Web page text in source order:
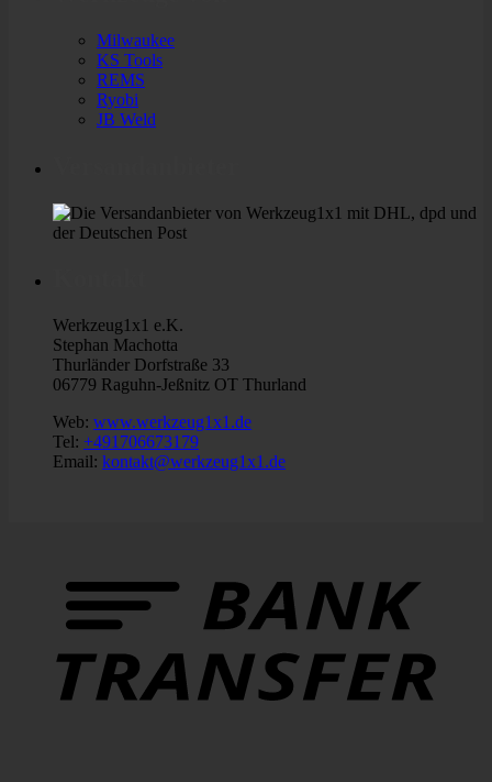
Milwaukee
KS Tools
REMS
Ryobi
JB Weld
Werkzeug1x1 e.K.
Stephan Machotta
Thurländer Dorfstraße 33
06779 Raguhn-Jeßnitz OT Thurland
Web: www.werkzeug1x1.de
Tel: +491706673179
Email: kontakt@werkzeug1x1.de